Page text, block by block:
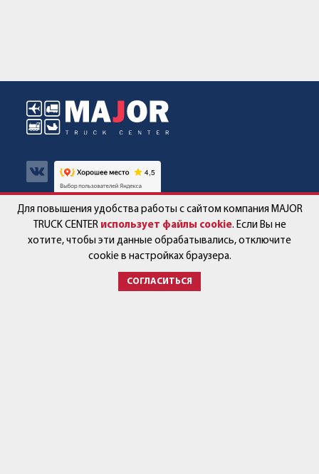
Авто в наличии
Спецпредложения
Контакты
Работа в компании
Новости
Для повышения удобства работы с сайтом компания MAJOR
TRUCK CENTER использует файлы cookie. Если Вы не
хотите, чтобы эти данные обрабатывались, отключите
cookie в настройках браузера.
СОГЛАСИТЬСЯ